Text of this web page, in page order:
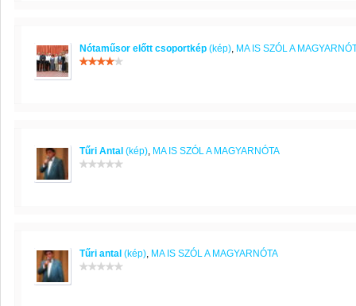
Nótaműsor előtt csoportkép (kép), MA IS SZÓL A
Tűri Antal (kép), MA IS SZÓL A MAGYARNÓTA
Tűri antal (kép), MA IS SZÓL A MAGYARNÓTA